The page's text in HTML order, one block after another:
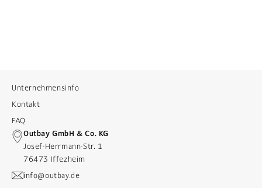
Unternehmensinfo
Kontakt
FAQ
Outbay GmbH & Co. KG
Josef-Herrmann-Str. 1
76473 Iffezheim
info@outbay.de